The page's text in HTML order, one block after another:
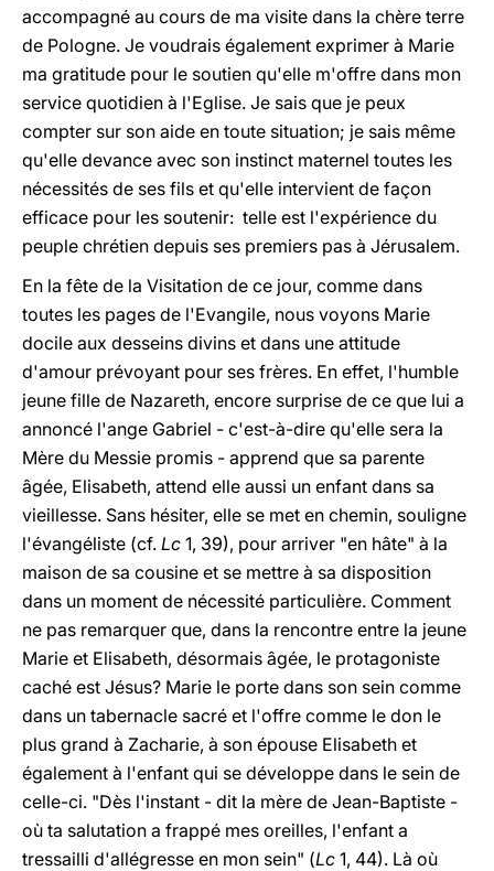
accompagné au cours de ma visite dans la chère terre
de Pologne. Je voudrais également exprimer à Marie
ma gratitude pour le soutien qu'elle m'offre dans mon
service quotidien à l'Eglise. Je sais que je peux
compter sur son aide en toute situation; je sais même
qu'elle devance avec son instinct maternel toutes les
nécessités de ses fils et qu'elle intervient de façon
efficace pour les soutenir: telle est l'expérience du
peuple chrétien depuis ses premiers pas à Jérusalem.
En la fête de la Visitation de ce jour, comme dans
toutes les pages de l'Evangile, nous voyons Marie
docile aux desseins divins et dans une attitude
d'amour prévoyant pour ses frères. En effet, l'humble
jeune fille de Nazareth, encore surprise de ce que lui a
annoncé l'ange Gabriel - c'est-à-dire qu'elle sera la
Mère du Messie promis - apprend que sa parente
âgée, Elisabeth, attend elle aussi un enfant dans sa
vieillesse. Sans hésiter, elle se met en chemin, souligne
l'évangéliste (cf. Lc 1, 39), pour arriver "en hâte" à la
maison de sa cousine et se mettre à sa disposition
dans un moment de nécessité particulière. Comment
ne pas remarquer que, dans la rencontre entre la jeune
Marie et Elisabeth, désormais âgée, le protagoniste
caché est Jésus? Marie le porte dans son sein comme
dans un tabernacle sacré et l'offre comme le don le
plus grand à Zacharie, à son épouse Elisabeth et
également à l'enfant qui se développe dans le sein de
celle-ci. "Dès l'instant - dit la mère de Jean-Baptiste -
où ta salutation a frappé mes oreilles, l'enfant a
tressailli d'allégresse en mon sein" (Lc 1, 44). Là où